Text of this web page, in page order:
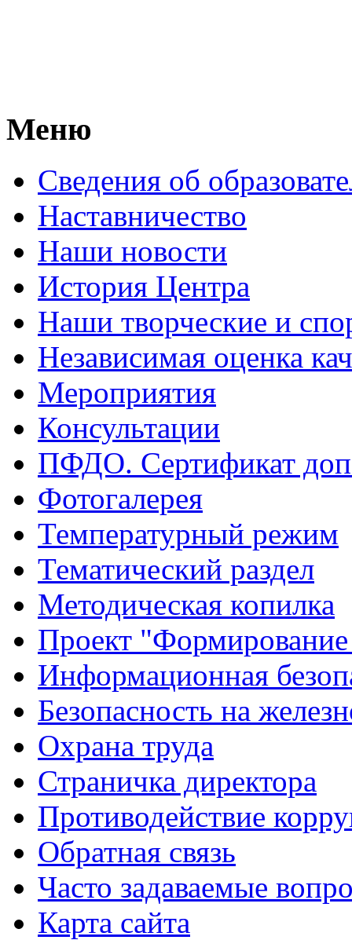
Меню
Сведения об
Наставничество
Наши новости
История Центра
Наши творческие и
Независимая оценка
Мероприятия
Консультации
ПФДО. Сертификат
Фотогалерея
Температурный режим
Тематический раздел
Методическая копилка
Проект
Информационная
Безопасность на
Охрана труда
Страничка директора
Противодействие
Обратная связь
Часто задаваемые
Карта сайта